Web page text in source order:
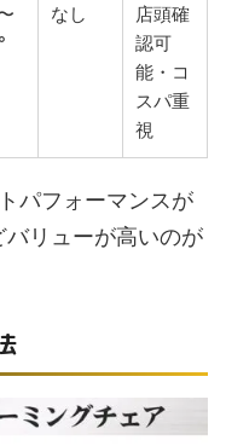
なし
店頭確
認可
能・コ
スパ重
視
パフォーマンスが
リューが高いのが